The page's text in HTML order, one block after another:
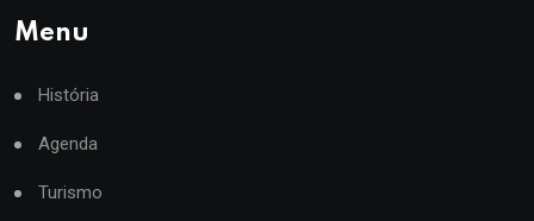
Menu
História
Agenda
Turismo